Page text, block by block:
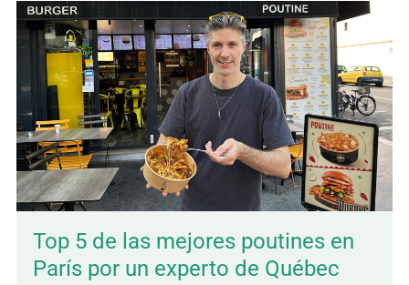
Top 5 de las mejores poutines en
París por un experto de Québec